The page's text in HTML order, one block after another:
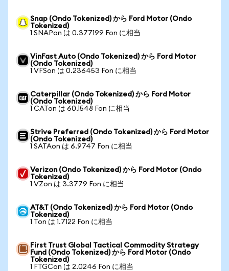
Snap (Ondo Tokenized) から Ford Motor (Ondo
Tokenized)
1 SNAPon は 0.377199 Fon に相当
VinFast Auto (Ondo Tokenized) から Ford Motor
(Ondo Tokenized)
1 VFSon は 0.236453 Fon に相当
Caterpillar (Ondo Tokenized) から Ford Motor
(Ondo Tokenized)
1 CATon は 60.1548 Fon に相当
Strive Preferred (Ondo Tokenized) から Ford Motor
(Ondo Tokenized)
1 SATAon は 6.9747 Fon に相当
Verizon (Ondo Tokenized) から Ford Motor (Ondo
Tokenized)
1 VZon は 3.3779 Fon に相当
AT&T (Ondo Tokenized) から Ford Motor (Ondo
Tokenized)
1 Ton は 1.7122 Fon に相当
First Trust Global Tactical Commodity Strategy
Fund (Ondo Tokenized) から Ford Motor (Ondo
Tokenized)
1 FTGCon は 2.0246 Fon に相当